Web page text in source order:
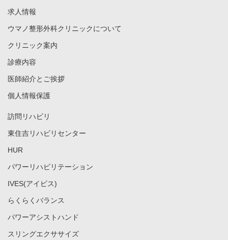
求人情報
ウマノ整形外科クリニックについて
クリニック案内
診療内容
医師紹介とご挨拶
個人情報保護
訪問リハビリ
東住吉リハビリセンター
HUR
パワーリハビリテーション
IVES(アイビス)
らくらくバランス
パワーアシストハンド
スリングエクササイズ